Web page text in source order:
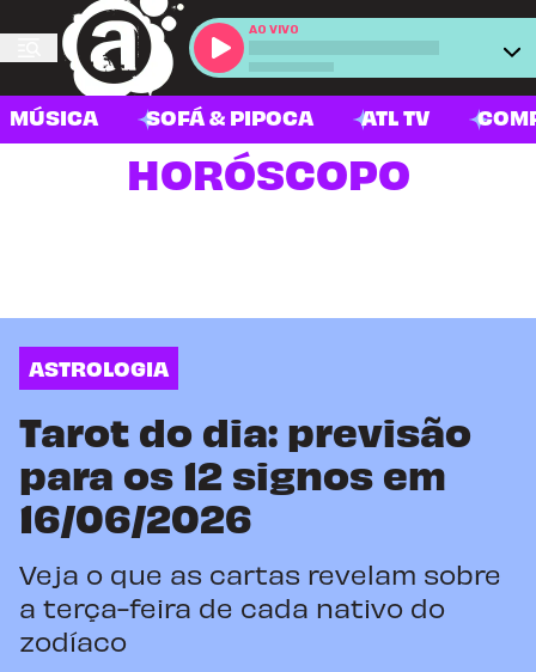
AO VIVO
MÚSICA SOFÁ & PIPOCA ATL TV
HORÓSCOPO
ASTROLOGIA
Tarot do dia: previsão
para os 12 signos em
16/06/2026
Veja o que as cartas revelam sobre
a terça-feira de cada nativo do
zodíaco